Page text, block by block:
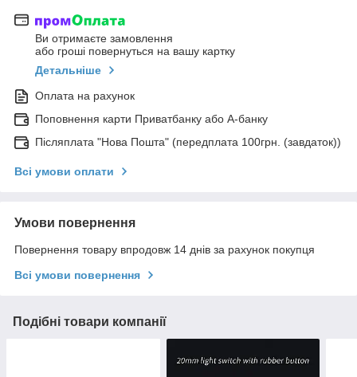
Ви отримаєте замовлення
або гроші повернуться на вашу картку
Детальніше
Оплата на рахунок
Поповнення карти Приватбанку або А-банку
Післяплата "Нова Пошта" (передплата 100грн. (завдаток))
Всі умови оплати
Умови повернення
Повернення товару впродовж 14 днів за рахунок покупця
Всі умови повернення
Подібні товари компанії